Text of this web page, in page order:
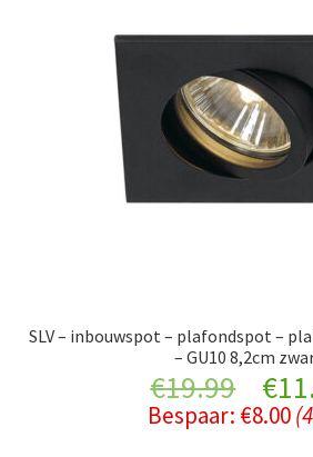
SLV – inbouwspot – plafondspot –
– GU10 8,2cm
€19.99
price
€
Bespaar: €8.00